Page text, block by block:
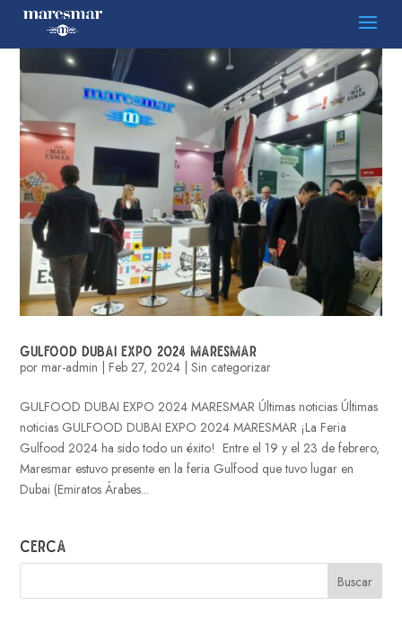
GULFOOD DUBAI EXPO 2024 MARESMAR
pormar-admin |Feb 27, 2024 |Sin categorizar
GULFOOD DUBAI EXPO 2024 MARESMAR Últimas noticias Últimas
noticias GULFOOD DUBAI EXPO 2024 MARESMAR ¡La Feria
Gulfood 2024 ha sido todo un éxito! Entre el 19 y el 23 de febrero,
Maresmar estuvo presente en la feria Gulfood que tuvo lugar en
Dubai (Emiratos Árabes...
Cerca